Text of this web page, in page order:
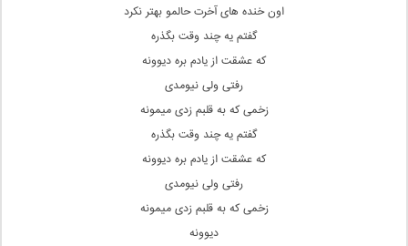
اون خنده های آخرت حالمو بهتر نکرد
گفتم یه چند وقت بگذره
که عشقت از یادم بره دیوونه
رفتی ولی نیومدی
زخمی که به قلبم زدی میمونه
گفتم یه چند وقت بگذره
که عشقت از یادم بره دیوونه
رفتی ولی نیومدی
زخمی که به قلبم زدی میمونه
دیوونه